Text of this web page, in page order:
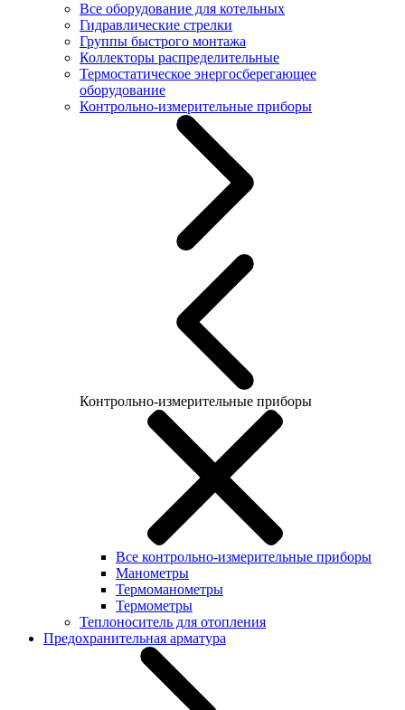
Все оборудование для котельных
Гидравлические стрелки
Группы быстрого монтажа
Коллекторы распределительные
Термостатическое энергосберегающее
оборудование
Контрольно-измерительные приборы
Контрольно-измерительные приборы
Все контрольно-измерительные приборы
Манометры
Термоманометры
Термометры
Теплоноситель для отопления
Предохранительная арматура